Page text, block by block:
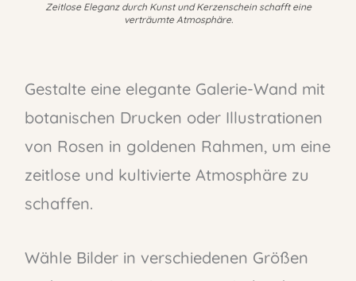
Zeitlose Eleganz durch Kunst und Kerzenschein schafft eine
verträumte Atmosphäre.
Gestalte eine elegante Galerie-Wand mit
botanischen Drucken oder Illustrationen
von Rosen in goldenen Rahmen, um eine
zeitlose und kultivierte Atmosphäre zu
schaffen.
Wähle Bilder in verschiedenen Größen